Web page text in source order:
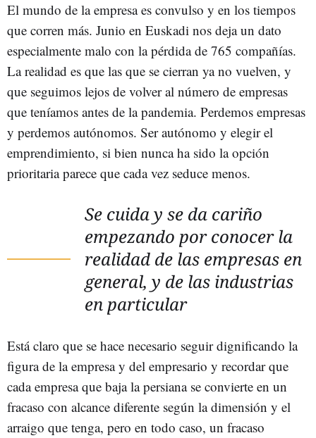
El mundo de la empresa es convulso y en los tiempos
que corren más. Junio en Euskadi nos deja un dato
especialmente malo con la pérdida de 765 compañías.
La realidad es que las que se cierran ya no vuelven, y
que seguimos lejos de volver al número de empresas
que teníamos antes de la pandemia. Perdemos empresas
y perdemos autónomos. Ser autónomo y elegir el
emprendimiento, si bien nunca ha sido la opción
prioritaria parece que cada vez seduce menos.
Se cuida y se da cariño
empezando por conocer la
realidad de las empresas en
general, y de las industrias
en particular
Está claro que se hace necesario seguir dignificando la
figura de la empresa y del empresario y recordar que
cada empresa que baja la persiana se convierte en un
fracaso con alcance diferente según la dimensión y el
arraigo que tenga, pero en todo caso, un fracaso